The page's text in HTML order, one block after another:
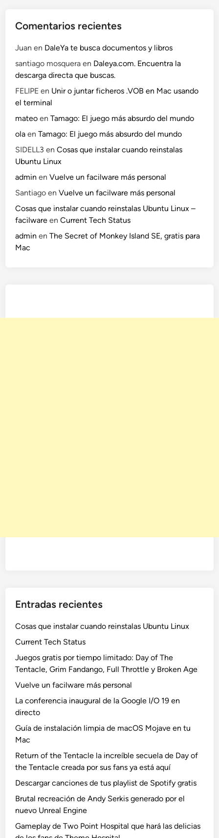
Comentarios recientes
Juan en DaleYa te busca documentos y libros
santiago mosquera en Daleya.com. Encuentra la
descarga directa que buscas.
FELIPE en Unir o juntar ficheros .VOB en Mac usando
el terminal
mateo enTamago: El juego más absurdo del mundo
ola enTamago: El juego más absurdo del mundo
SIDELL3 enCosas que instalar cuando reinstalas
Ubuntu Linux
admin enVuelve un facilware más personal
Santiago enVuelve un facilware más personal
Cosas que instalar cuando reinstalas Ubuntu Linux –
facilware enCurrent Tech Status
admin enThe Secret of Monkey Island SE, gratis para
Mac
Entradas recientes
Cosas que instalar cuando reinstalas Ubuntu Linux
Current Tech Status
Juegos gratis por tiempo limitado: Day of The
Tentacle, Grim Fandango, Full Throttle y Broken Age
Vuelve un facilware más personal
La conferencia inaugural de la Google I/O 19 en
directo
Guía de instalación limpia de macOS Mojave en tu
Mac
Return of the Tentacle la increíble secuela de Day of
the Tentacle creada por sus fans ya está aquí
Descargar canciones de tus playlist de Spotify gratis
Brutal recreación de Andy Serkis generado por el
nuevo Unreal Engine
Gameplay de Two Point Hospital que hará las delicias